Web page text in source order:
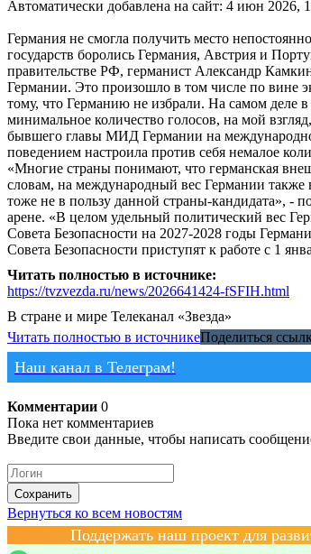
Автоматически добавлена на сайт: 4 июн 2026,
Германия не смогла получить место
государств боролись Германия, Австрия и
правительстве РФ, германист Александр
Германии. Это произошло в том числе по вине
тому, что Германию не избрали. На самом деле
минимальное количество голосов, на мой
бывшего главы МИД Германии на
поведением настроила против себя немалое
«Многие страны понимают, что германская
словам, на международный вес Германии
тоже не в пользу данной страны-кандидата», -
арене. «В целом удельный политический вес
Совета Безопасности на 2027-2028 годы
Совета Безопасности приступят к работе с 1
Читать полностью в источнике:
https://tvzvezda.ru/news/2026641424-fSFIH.html
В стране и мире Телеканал «Звезда»
Читать полностью в источникеПоделиться
Наш канал в Телеграм!
Комментарии 0
Пока нет комментариев
Введите свои данные, чтобы написать
Сохранить
Вернуться ко всем новостям
Поддержать наш проект для